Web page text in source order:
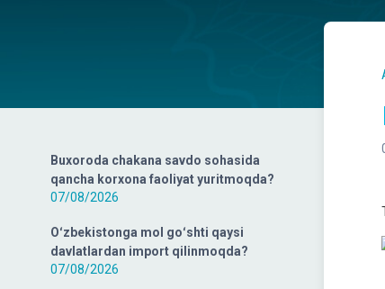
Buxoroda chakana savdo sohasida
qancha korxona faoliyat yuritmoqda?
07/08/2026
Oʻzbekistonga mol goʻshti qaysi
davlatlardan import qilinmoqda?
07/08/2026